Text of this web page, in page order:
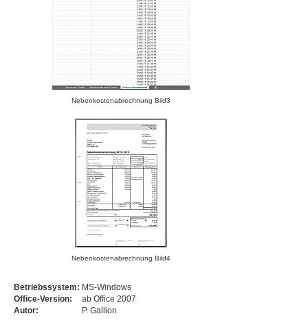
Nebenkostenabrechnung Bild3
Nebenkostenabrechnung Bild4
Betriebssystem: MS-Windows
Office-Version:
ab Office 2007
Autor:
P. Gallion